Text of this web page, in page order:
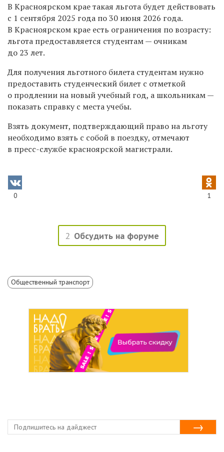
В Красноярском крае такая льгота будет действовать
с 1 сентября 2025 года по 30 июня 2026 года.
В Красноярском крае есть ограничения по возрасту:
льгота предоставляется студентам — очникам
до 23 лет.
Для получения льготного билета студентам нужно
предоставить студенческий билет с отметкой
о продлении на новый учебный год, а школьникам —
показать справку с места учебы.
Взять документ, подтверждающий право на льготу
необходимо взять с собой в поездку, отмечают
в пресс-службе красноярской магистрали.
0 1
2 Обсудить на форуме
Общественный транспорт